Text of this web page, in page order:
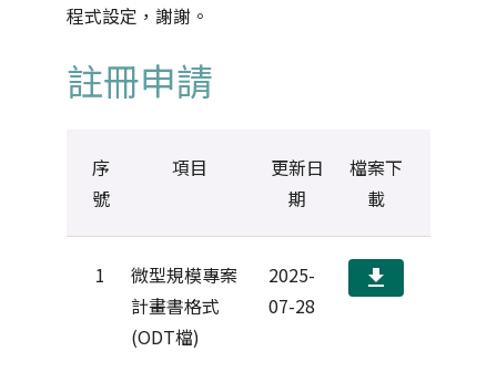
程式設定，謝謝。
註冊申請
序
號
項目
更新日
期
檔案下
載
1
微型規模專案
計畫書格式
(ODT檔)
2025-
07-28
download